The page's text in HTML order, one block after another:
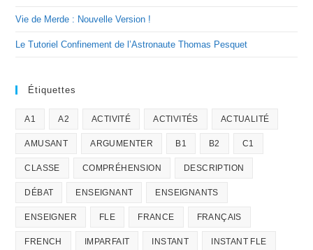
Vie de Merde : Nouvelle Version !
Le Tutoriel Confinement de l’Astronaute Thomas Pesquet
Étiquettes
A1 A2 ACTIVITÉ ACTIVITÉS ACTUALITÉ
AMUSANT ARGUMENTER B1 B2 C1
CLASSE COMPRÉHENSION DESCRIPTION
DÉBAT ENSEIGNANT ENSEIGNANTS
ENSEIGNER FLE FRANCE FRANÇAIS
FRENCH IMPARFAIT INSTANT INSTANT FLE